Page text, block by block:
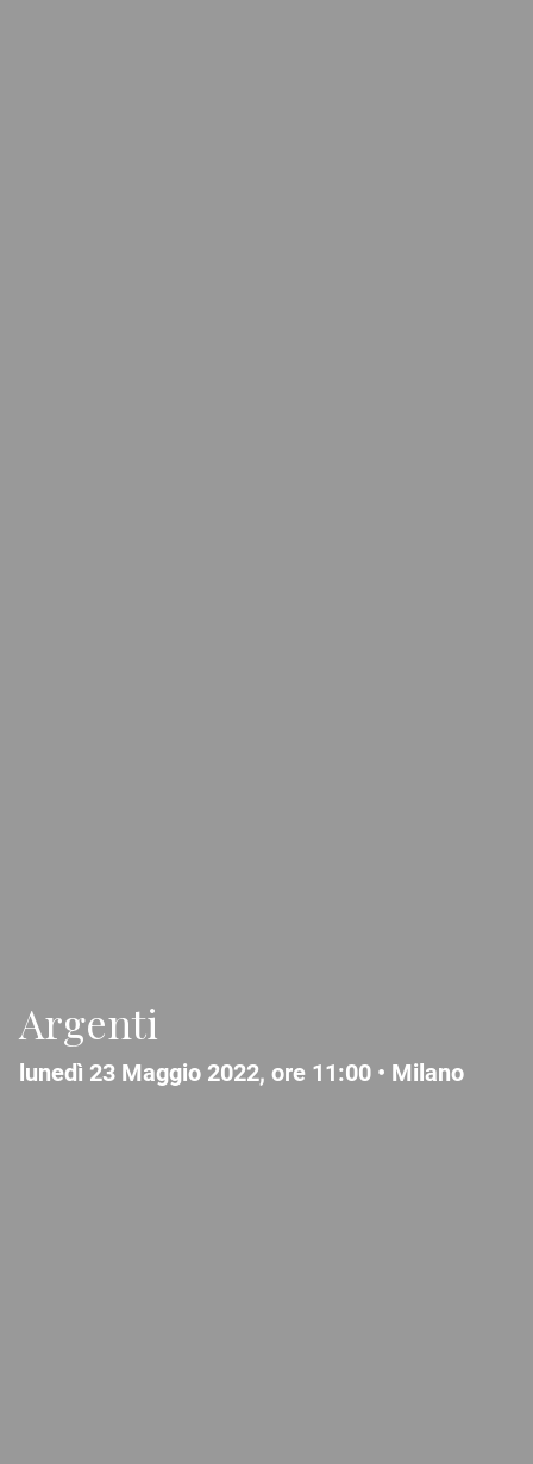
Argenti
lunedì 23 Maggio 2022, ore 11:00 • Milano